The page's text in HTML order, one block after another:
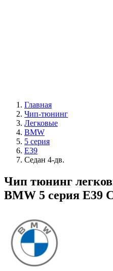
Главная
Чип-тюнинг
Легковые
BMW
5 серия
E39
Седан 4-дв.
Чип тюнинг
BMW 5 серия E39